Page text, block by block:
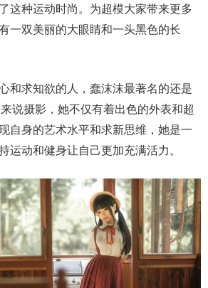
这种运动时尚。为超模大家带来更多
一双美丽的大眼睛和一头黑色的长
和求知欲的人，蠢沫沫最著名的还是
说摄影，她不仅有着出色的外表和超
自身的艺术水平和求新思维，她是一
运动和健身让自己更加充满活力。